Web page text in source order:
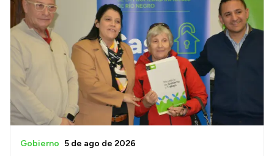
Estadísticas de hechos vitales
Transparencia
Boletín Oficial
Compras y licitaciones
Gobierno 5 de ago de 2026